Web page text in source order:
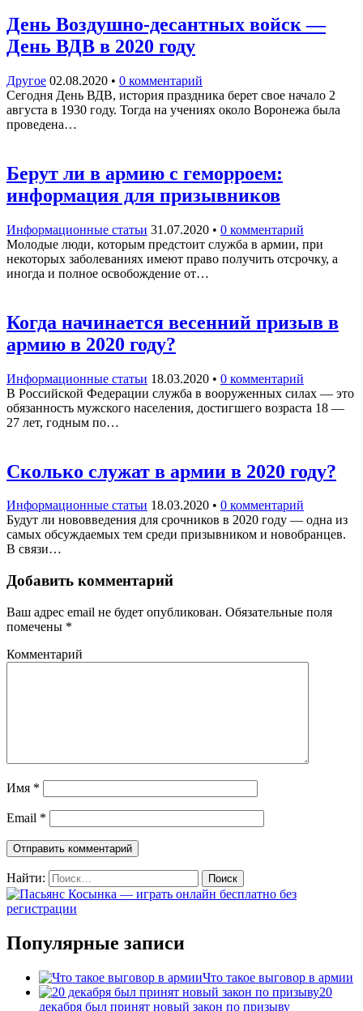
День Воздушно-десантных войск —
День ВДВ в 2020 году
Другое 02.08.2020 • 0 комментарий
Сегодня День ВДВ, история праздника берет свое начало 2
августа в 1930 году. Тогда на учениях около Воронежа была
проведена…
Берут ли в армию с геморроем:
информация для призывников
Информационные статьи 31.07.2020 • 0 комментарий
Молодые люди, которым предстоит служба в армии, при
некоторых заболеваниях имеют право получить отсрочку, а
иногда и полное освобождение от…
Когда начинается весенний призыв в
армию в 2020 году?
Информационные статьи 18.03.2020 • 0 комментарий
В Российской Федерации служба в вооруженных силах — это
обязанность мужского населения, достигшего возраста 18 —
27 лет, годным по…
Сколько служат в армии в 2020 году?
Информационные статьи 18.03.2020 • 0 комментарий
Будут ли нововведения для срочников в 2020 году — одна из
самых обсуждаемых тем среди призывником и новобранцев.
В связи…
Добавить комментарий
Ваш адрес email не будет опубликован. Обязательные поля
помечены *
Комментарий
Имя *
Email *
Найти:
Популярные записи
Что такое выговор в армии
20
декабря был принят новый закон по призыву